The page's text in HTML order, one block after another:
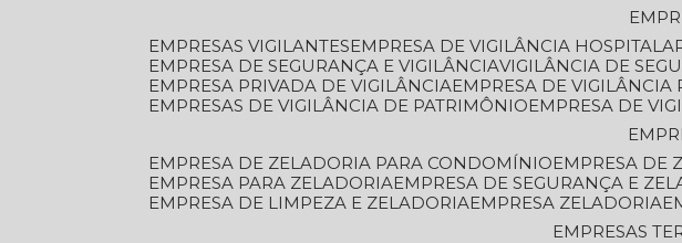
EMPRESAS VIGILANTES
EMPRESA DE VIGILÂNCIA
EMPRESA DE SEGURANÇA E VIGILÂNCIA VIGILÂNCIA DE
EMPRESA PRIVADA DE VIGILÂNCIA
EMPRESA DE VIGILÂNCIA
EMPRESAS DE VIGILÂNCIA DE PATRIMÔNIO
EMPRESA DE
EMPRESA DE ZELADORIA PARA CONDOMÍNIO
EMPRESA
EMPRESA PARA ZELADORIA
EMPRESA DE SEGURANÇA E
EMPRESA DE LIMPEZA E ZELADORIA
EMPRESA ZELADORIA
EMPRESAS